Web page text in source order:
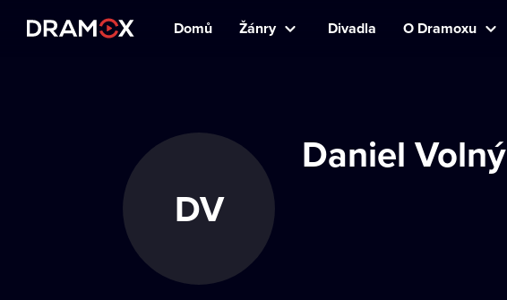
Domů Žánry Divadla O Dramoxu
DV
Daniel Volný